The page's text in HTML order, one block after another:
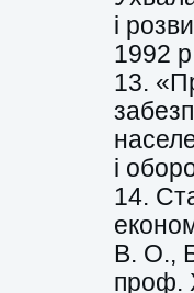
і
1992
13.
і
14.
В. О.,
проф.